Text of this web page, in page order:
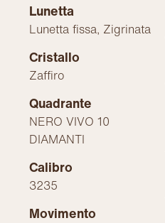
Lunetta
Lunetta fissa, Zigrinata
Cristallo
Zaffiro
Quadrante
NERO VIVO 10
DIAMANTI
Calibro
3235
Movimento